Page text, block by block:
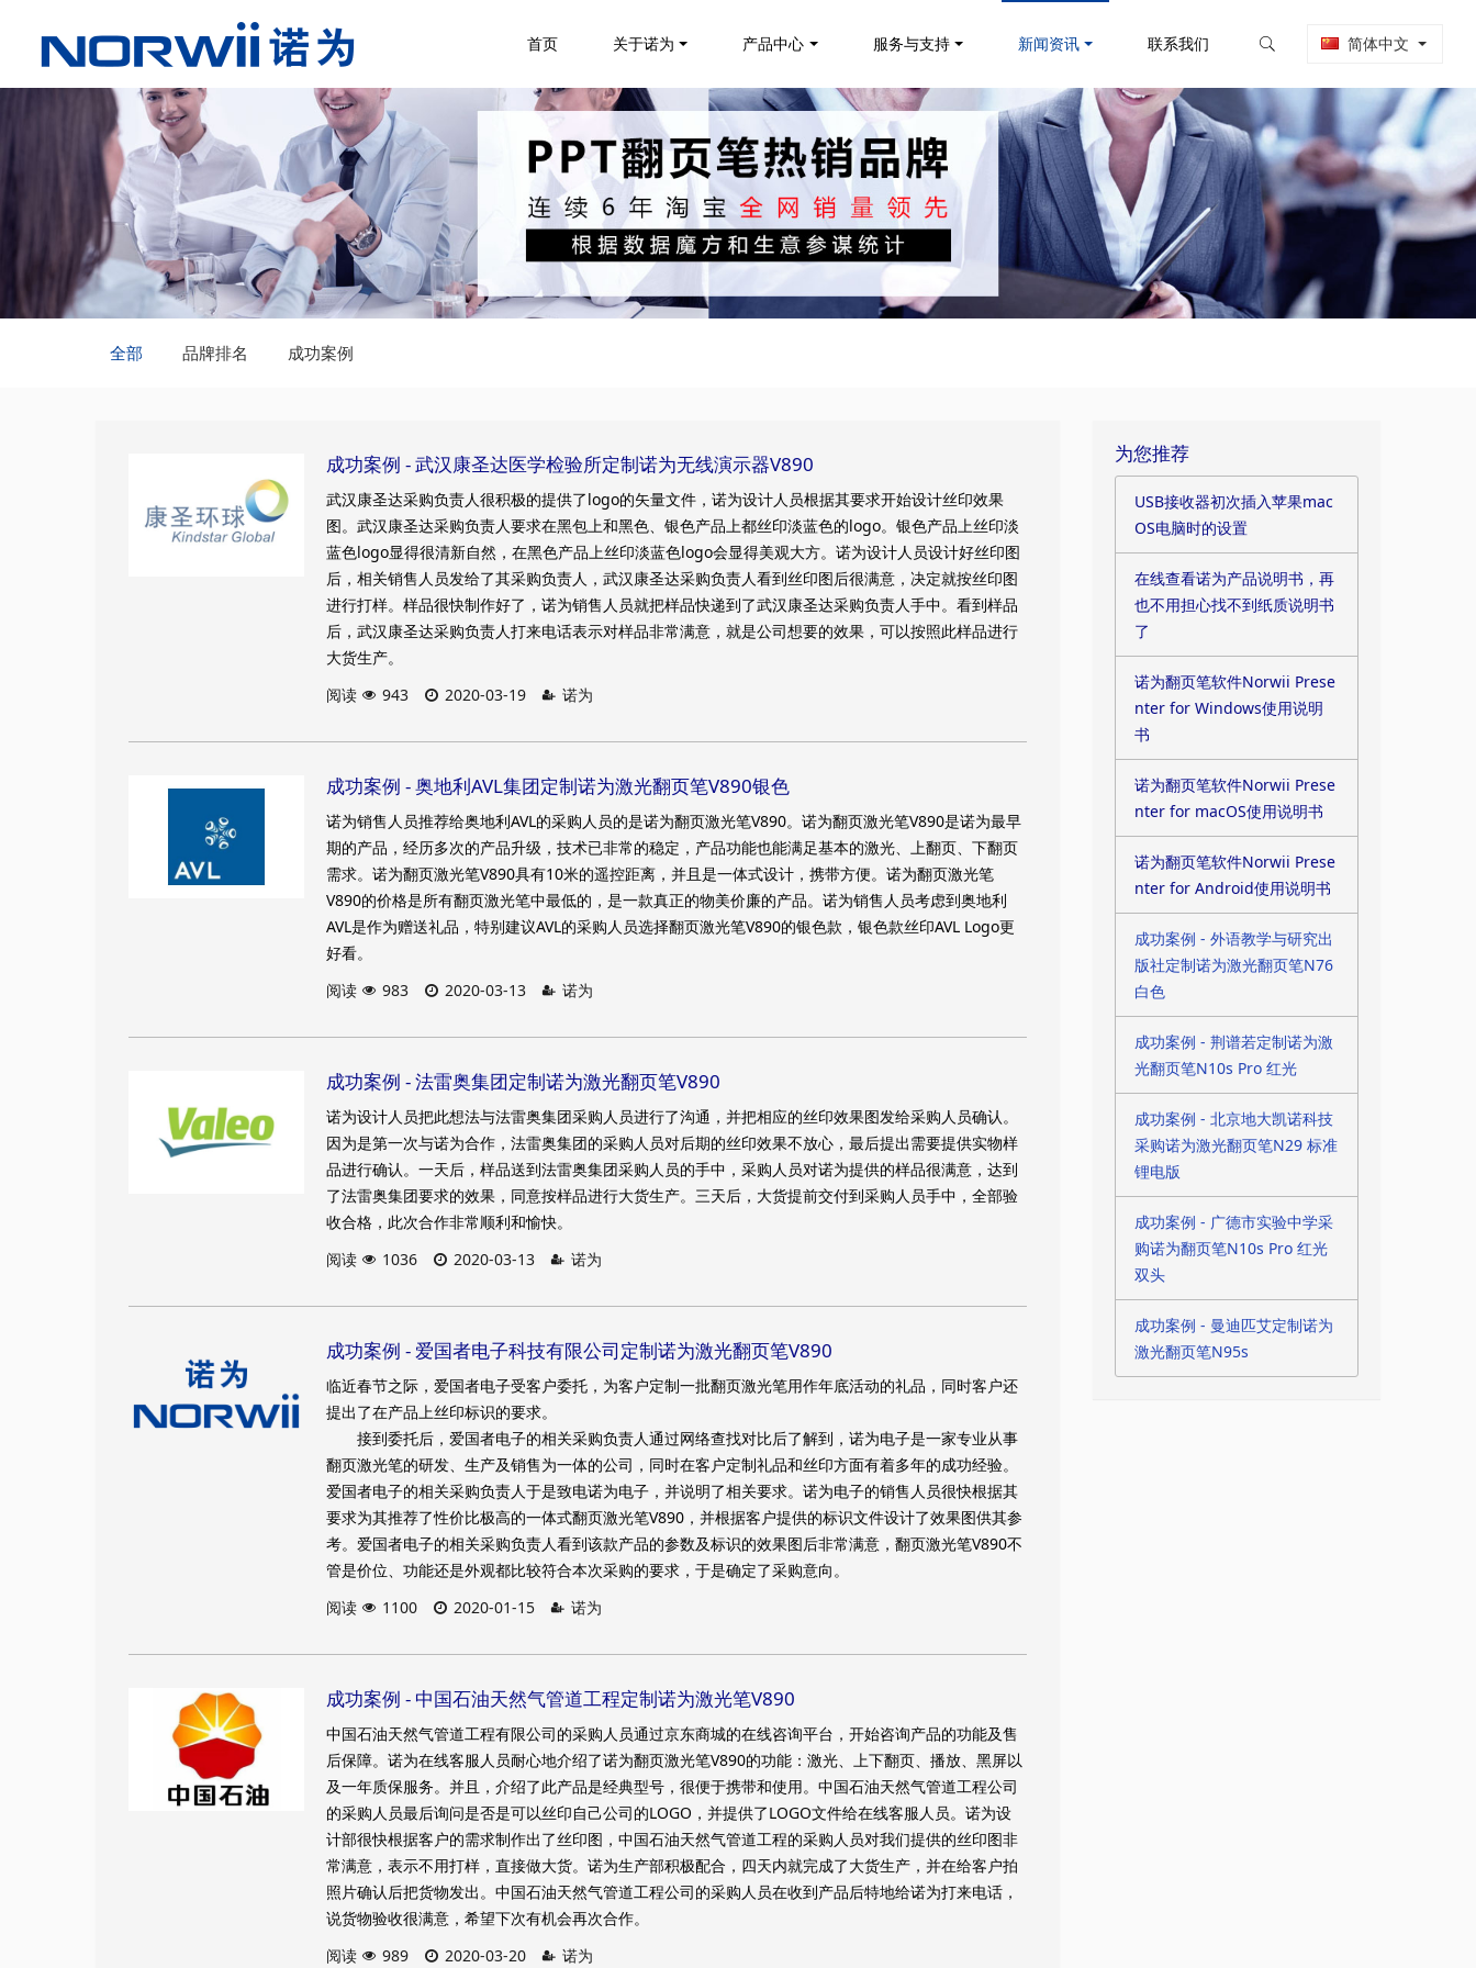
简体中文
首页 关于诺为 产品中心 服务与支持 新闻资讯 联系我们
全部 品牌排名 成功案例
成功案例 - ​武汉康圣达医学检验所定制诺为无线演示器V890
武汉康圣达采购负责人很积极的提供了logo的矢量文件，诺为设计人员根据其要求开始设计丝印效果
图。武汉康圣达采购负责人要求在黑包上和黑色、银色产品上都丝印淡蓝色的logo。银色产品上丝印淡
蓝色logo显得很清新自然，在黑色产品上丝印淡蓝色logo会显得美观大方。诺为设计人员设计好丝印图
后，相关销售人员发给了其采购负责人，武汉康圣达采购负责人看到丝印图后很满意，决定就按丝印图
进行打样。样品很快制作好了，诺为销售人员就把样品快递到了武汉康圣达采购负责人手中。看到样品
后，武汉康圣达采购负责人打来电话表示对样品非常满意，就是公司想要的效果，可以按照此样品进行
大货生产。
阅读
943 2020-03-19 诺为
成功案例 - ​​奥地利AVL集团定制诺为激光翻页笔V890银色
诺为销售人员推荐给奥地利AVL的采购人员的是诺为翻页激光笔V890。诺为翻页激光笔V890是诺为最早
期的产品，经历多次的产品升级，技术已非常的稳定，产品功能也能满足基本的激光、上翻页、下翻页
需求。诺为翻页激光笔V890具有10米的遥控距离，并且是一体式设计，携带方便。诺为翻页激光笔
V890的价格是所有翻页激光笔中最低的，是一款真正的物美价廉的产品。诺为销售人员考虑到奥地利
AVL是作为赠送礼品，特别建议AVL的采购人员选择翻页激光笔V890的银色款，银色款丝印AVL Logo更
好看。
阅读
983 2020-03-13 诺为
成功案例 - 法雷奥集团定制诺为激光翻页笔V890
诺为设计人员把此想法与法雷奥集团采购人员进行了沟通，并把相应的丝印效果图发给采购人员确认。
因为是第一次与诺为合作，法雷奥集团的采购人员对后期的丝印效果不放心，最后提出需要提供实物样
品进行确认。一天后，样品送到法雷奥集团采购人员的手中，采购人员对诺为提供的样品很满意，达到
了法雷奥集团要求的效果，同意按样品进行大货生产。三天后，大货提前交付到采购人员手中，全部验
收合格，此次合作非常顺利和愉快。
阅读
1036 2020-03-13 诺为
成功案例 - 爱国者电子科技有限公司定制诺为激光翻页笔V890
临近春节之际，爱国者电子受客户委托，为客户定制一批翻页激光笔用作年底活动的礼品，同时客户还
提出了在产品上丝印标识的要求。
接到委托后，爱国者电子的相关采购负责人通过网络查找对比后了解到，诺为电子是一家专业从事
翻页激光笔的研发、生产及销售为一体的公司，同时在客户定制礼品和丝印方面有着多年的成功经验。
爱国者电子的相关采购负责人于是致电诺为电子，并说明了相关要求。诺为电子的销售人员很快根据其
要求为其推荐了性价比极高的一体式翻页激光笔V890，并根据客户提供的标识文件设计了效果图供其参
考。爱国者电子的相关采购负责人看到该款产品的参数及标识的效果图后非常满意，翻页激光笔V890不
管是价位、功能还是外观都比较符合本次采购的要求，于是确定了采购意向。
阅读
1100 2020-01-15 诺为
成功案例 - 中国石油天然气管道工程定制诺为激光笔V890
中国石油天然气管道工程有限公司的采购人员通过京东商城的在线咨询平台，开始咨询产品的功能及售
后保障。诺为在线客服人员耐心地介绍了诺为翻页激光笔V890的功能：激光、上下翻页、播放、黑屏以
及一年质保服务。并且，介绍了此产品是经典型号，很便于携带和使用。中国石油天然气管道工程公司
的采购人员最后询问是否是可以丝印自己公司的LOGO，并提供了LOGO文件给在线客服人员。诺为设
计部很快根据客户的需求制作出了丝印图，中国石油天然气管道工程的采购人员对我们提供的丝印图非
常满意，表示不用打样，直接做大货。诺为生产部积极配合，四天内就完成了大货生产，并在给客户拍
照片确认后把货物发出。中国石油天然气管道工程公司的采购人员在收到产品后特地给诺为打来电话，
说货物验收很满意，希望下次有机会再次合作。
阅读
989 2020-03-20 诺为
为您推荐
USB接收器初次插入苹果mac
OS电脑时的设置
在线查看诺为产品说明书，再
也不用担心找不到纸质说明书
了
诺为翻页笔软件Norwii Prese
nter for Windows使用说明
书
诺为翻页笔软件Norwii Prese
nter for macOS使用说明书
诺为翻页笔软件Norwii Prese
nter for Android使用说明书
成功案例 - 外语教学与研究出
版社定制诺为激光翻页笔N76
白色
成功案例 - 荆谱若定制诺为激
光翻页笔N10s Pro 红光
成功案例 - 北京地大凯诺科技
采购诺为激光翻页笔N29 标准
锂电版
成功案例 - 广德市实验中学采
购诺为翻页笔N10s Pro 红光
双头
成功案例 - 曼迪匹艾定制诺为
激光翻页笔N95s